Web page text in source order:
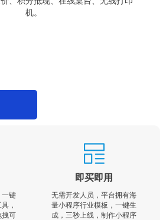
机。
一键
，
拽可
即买即用
无需开发人员，平台拥有海
量小程序行业模板，一键生
成，三秒上线，制作小程序